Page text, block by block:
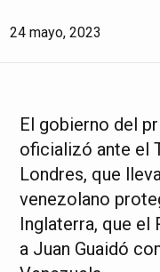
24 mayo, 2023
El gobierno del
oficializó ante el
Londres, que
venezolano
Inglaterra, que el
a Juan Guaidó